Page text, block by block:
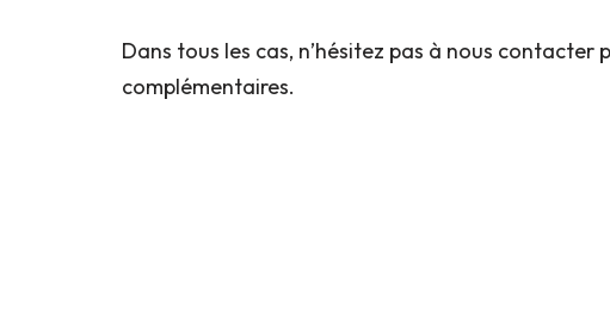
Dans tous les cas, n’hésitez pas à nous
complémentaires.